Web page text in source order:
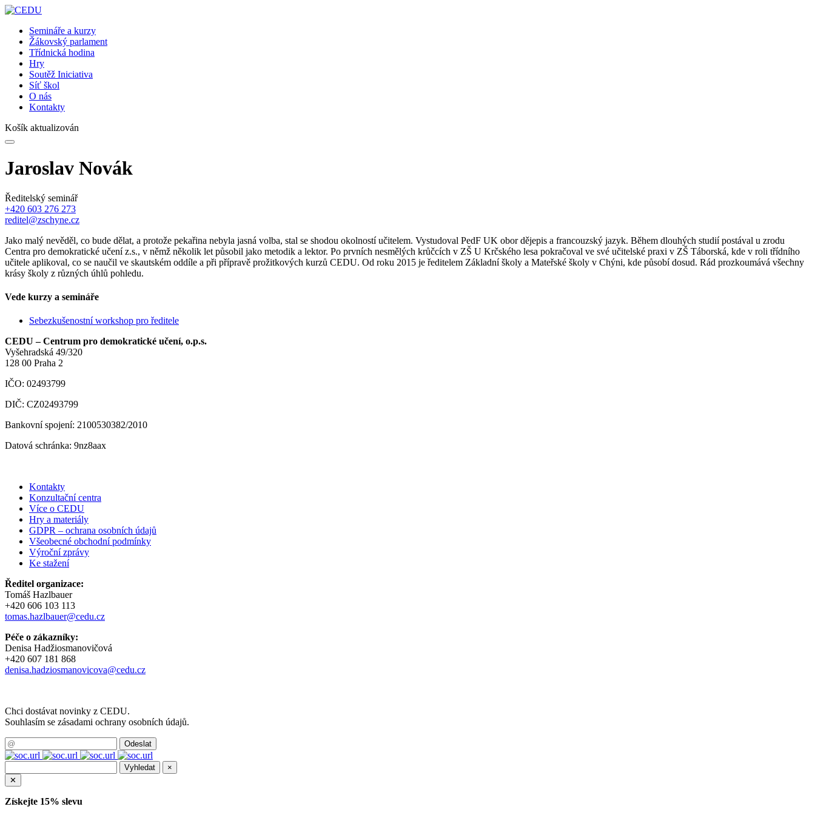
Semináře a kurzy
Žákovský parlament
Třídnická hodina
Hry
Soutěž Iniciativa
Síť škol
O nás
Kontakty
Košík aktualizován
Jaroslav Novák
Ředitelský seminář
+420 603 276 273
reditel@zschyne.cz
Jako malý nevěděl, co bude dělat, a protože pekařina nebyla jasná volba, stal se shodou okolností učitelem. Vystudoval PedF UK obor dějepis a francouzský jazyk. Během dlouhých studií postával u zrodu
Centra pro demokratické učení z.s., v němž několik let působil jako metodik a lektor. Po prvních nesmělých krůčcích v ZŠ U Krčského lesa pokračoval ve své učitelské praxi v ZŠ Táborská, kde v roli třídního
učitele aplikoval, co se naučil ve skautském oddíle a při přípravě prožitkových kurzů CEDU. Od roku 2015 je ředitelem Základní školy a Mateřské školy v Chýni, kde působí dosud. Rád prozkoumává všechny
krásy školy z různých úhlů pohledu.
Vede kurzy a semináře
Sebezkušenostní workshop pro ředitele
CEDU – Centrum pro demokratické učení, o.p.s.
Vyšehradská 49/320
128 00 Praha 2
IČO: 02493799
DIČ: CZ02493799
Bankovní spojení: 2100530382/2010
Datová schránka: 9nz8aax
Kontakty
Konzultační centra
Více o CEDU
Hry a materiály
GDPR – ochrana osobních údajů
Všeobecné obchodní podmínky
Výroční zprávy
Ke stažení
Ředitel organizace:
Tomáš Hazlbauer
+420 606 103 113
tomas.hazlbauer@cedu.cz
Péče o zákazníky:
Denisa Hadžiosmanovičová
+420 607 181 868
denisa.hadziosmanovicova@cedu.cz
Chci dostávat novinky z CEDU.
Souhlasím se zásadami ochrany osobních údajů.
×
✕
Získejte 15% slevu